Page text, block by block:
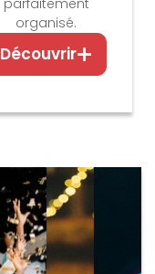
organisé.
Découvrir